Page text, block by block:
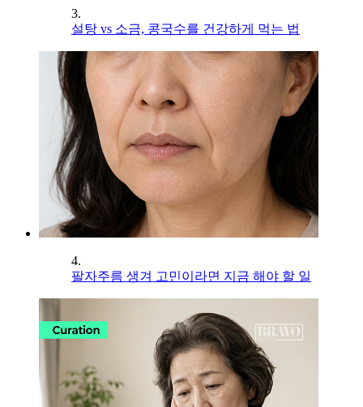
3.
설탕 vs 소금, 콩국수를 건강하게 먹는 법
4.
팔자주름 생겨 고민이라면 지금 해야 할 일